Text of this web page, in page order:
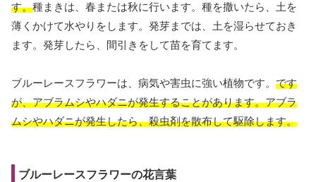
す。種まきは、春または秋に行います。種を撒いたら、土を
薄くかけて水やりをします。発芽までは、土を湿らせておき
ます。発芽したら、間引きをして苗を育てます。
ブルーレースフラワーは、病気や害虫に強い植物です。 です
が、アブラムシやハダニが発生することがあります。アブラ
ムシやハダニが発生したら、殺虫剤を散布して駆除します。
ブルーレースフラワーの花言葉